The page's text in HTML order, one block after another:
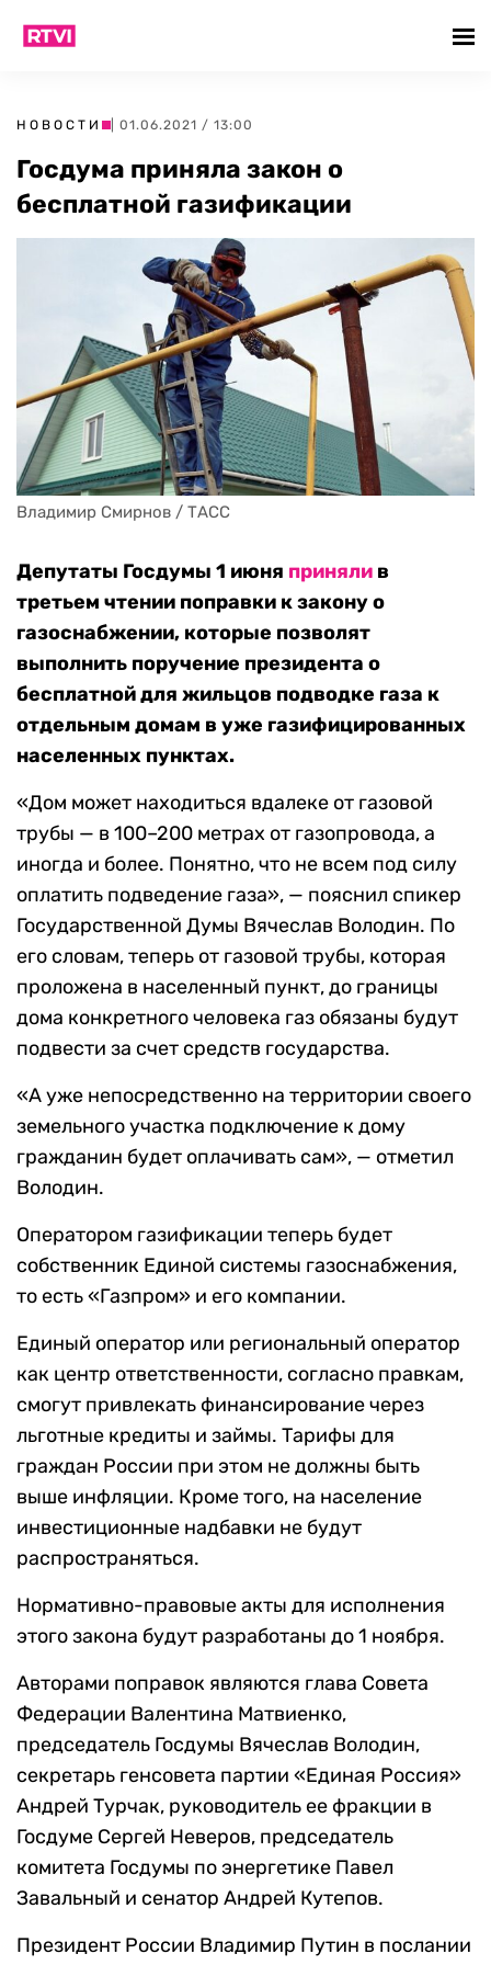
НОВОСТИ | 01.06.2021 / 13:00
Госдума приняла закон о
бесплатной газификации
Владимир Смирнов / ТАСС
Депутаты Госдумы 1 июня приняли в
третьем чтении поправки к закону о
газоснабжении, которые позволят
выполнить поручение президента о
бесплатной для жильцов подводке газа к
отдельным домам в уже газифицированных
населенных пунктах.
«Дом может находиться вдалеке от газовой
трубы — в 100–200 метрах от газопровода, а
иногда и более. Понятно, что не всем под силу
оплатить подведение газа», — пояснил спикер
Государственной Думы Вячеслав Володин. По
его словам, теперь от газовой трубы, которая
проложена в населенный пункт, до границы
дома конкретного человека газ обязаны будут
подвести за счет средств государства.
«А уже непосредственно на территории своего
земельного участка подключение к дому
гражданин будет оплачивать сам», — отметил
Володин.
Оператором газификации теперь будет
собственник Единой системы газоснабжения,
то есть «Газпром» и его компании.
Единый оператор или региональный оператор
как центр ответственности, согласно правкам,
смогут привлекать финансирование через
льготные кредиты и займы. Тарифы для
граждан России при этом не должны быть
выше инфляции. Кроме того, на население
инвестиционные надбавки не будут
распространяться.
Нормативно-правовые акты для исполнения
этого закона будут разработаны до 1 ноября.
Авторами поправок являются глава Совета
Федерации Валентина Матвиенко,
председатель Госдумы Вячеслав Володин,
секретарь генсовета партии «Единая Россия»
Андрей Турчак, руководитель ее фракции в
Госдуме Сергей Неверов, председатель
комитета Госдумы по энергетике Павел
Завальный и сенатор Андрей Кутепов.
Президент России Владимир Путин в послании